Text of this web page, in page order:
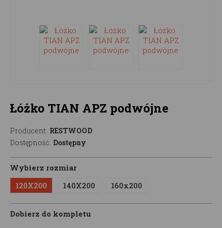
Łóżko TIAN APZ podwójne
Producent: RESTWOOD
Dostępność: Dostępny
Wybierz rozmiar
120X200
140X200 160x200
Dobierz do kompletu